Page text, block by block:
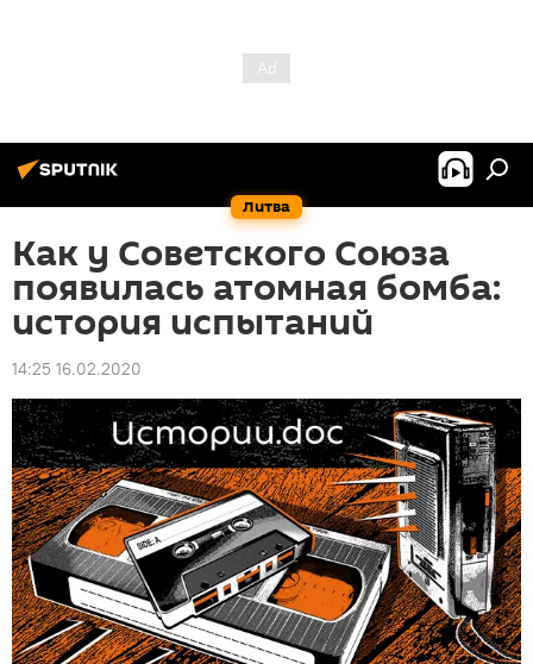
Литва
Как у Советского Союза
появилась атомная бомба:
история испытаний
14:25 16.02.2020